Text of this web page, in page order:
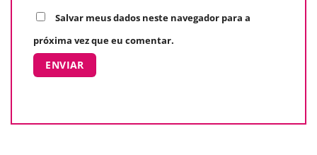
Salvar meus dados neste navegador para a
próxima vez que eu comentar.